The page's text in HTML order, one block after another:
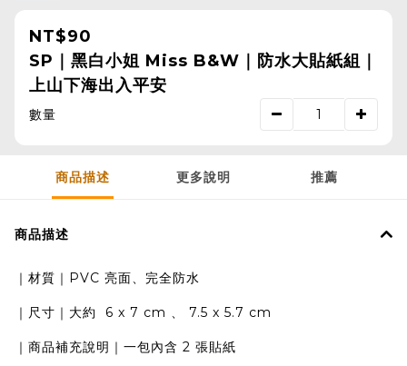
NT$90
SP｜黑白小姐 Miss B&W｜防水大貼紙組｜
上山下海出入平安
數量
商品描述 更多說明 推薦
商品描述
｜材質｜PVC 亮面、完全防水
｜尺寸｜大約 6 x 7 cm 、 7.5 x 5.7 cm
｜商品補充說明｜一包內含 2 張貼紙